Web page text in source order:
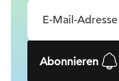
Abonnieren